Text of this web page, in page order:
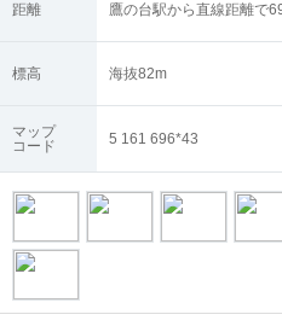
距離 鷹の台駅から直線距離で
標高 海抜82m
マップ
コード
5 161 696*43